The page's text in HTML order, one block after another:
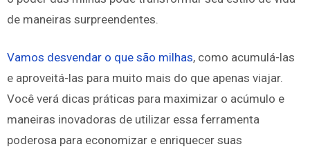
de maneiras surpreendentes.
Vamos desvendar o que são milhas, como acumulá-las
e aproveitá-las para muito mais do que apenas viajar.
Você verá dicas práticas para maximizar o acúmulo e
maneiras inovadoras de utilizar essa ferramenta
poderosa para economizar e enriquecer suas